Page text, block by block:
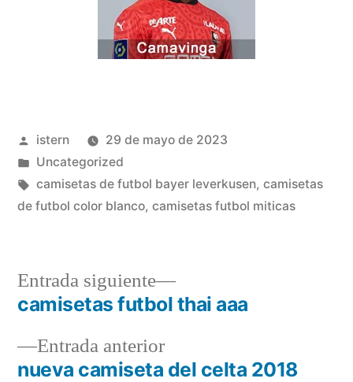
Publicado
por
istern
29 de mayo de 2023
Publicado
en
Uncategorized
Etiquetas:
camisetas de futbol bayer leverkusen, camisetas
de futbol color blanco, camisetas futbol miticas
Navegación
deEntrada anteriorEntrada
anterior:
nueva camiseta del celta 2018
Entrada siguiente
Entrada
siguiente:
camisetas futbol thai aaa